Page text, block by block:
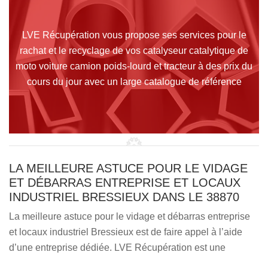
LVE Récupération vous propose ses services pour le
rachat et le recyclage de vos catalyseur catalytique de
moto voiture camion poids-lourd et tracteur à des prix du
cours du jour avec un large catalogue de référence
LA MEILLEURE ASTUCE POUR LE VIDAGE
ET DÉBARRAS ENTREPRISE ET LOCAUX
INDUSTRIEL BRESSIEUX DANS LE 38870
La meilleure astuce pour le vidage et débarras entreprise
et locaux industriel Bressieux est de faire appel à l’aide
d’une entreprise dédiée. LVE Récupération est une